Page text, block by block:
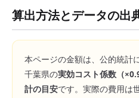
算出方法とデータの出
本ページの金額は、公的統計
千葉県の実効コスト係数（×
計の目安です。実際の費用は